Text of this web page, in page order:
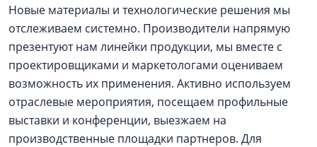
Новые материалы и технологические решения мы
отслеживаем системно. Производители напрямую
презентуют нам линейки продукции, мы вместе с
проектировщиками и маркетологами оцениваем
возможность их применения. Активно используем
отраслевые мероприятия, посещаем профильные
выставки и конференции, выезжаем на
производственные площадки партнеров. Для